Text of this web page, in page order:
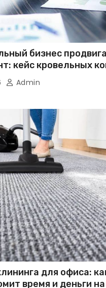
бизнес
кейс кровельных
Admin
для офиса:
время и деньги